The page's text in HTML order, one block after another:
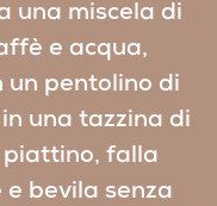
una miscela di
e acqua,
pentolino di
una tazzina di
piattino, falla
bevila senza